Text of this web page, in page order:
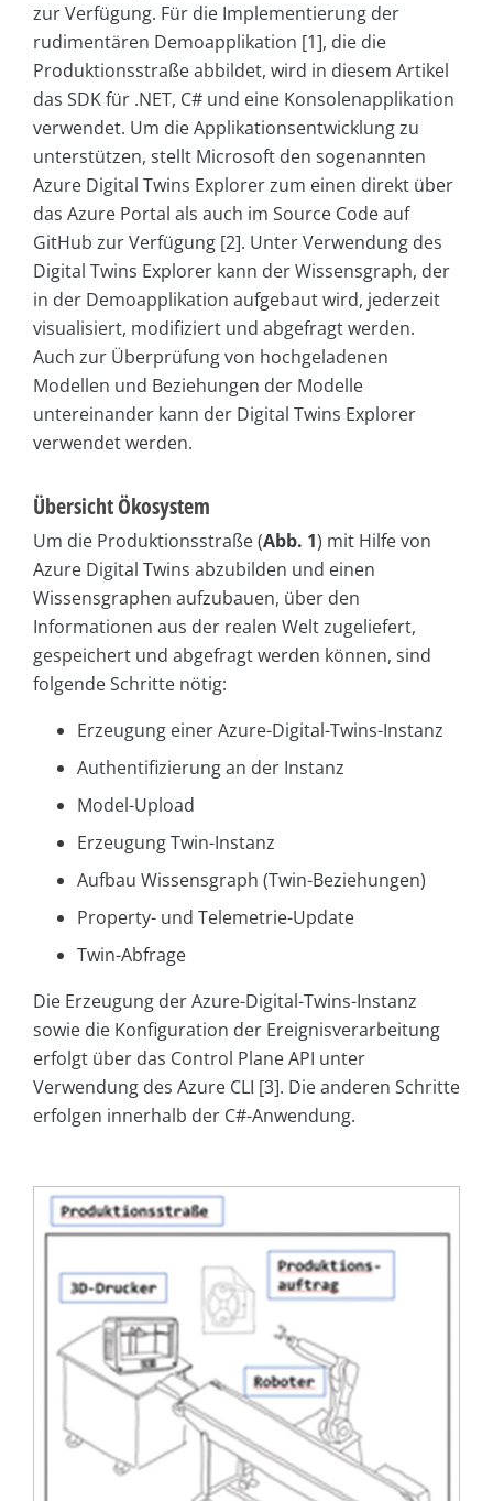
zur Verfügung. Für die Implementierung der
rudimentären Demoapplikation [1], die die
Produktionsstraße abbildet, wird in diesem Artikel
das SDK für .NET, C# und eine Konsolenapplikation
verwendet. Um die Applikationsentwicklung zu
unterstützen, stellt Microsoft den sogenannten
Azure Digital Twins Explorer zum einen direkt über
das Azure Portal als auch im Source Code auf
GitHub zur Verfügung [2]. Unter Verwendung des
Digital Twins Explorer kann der Wissensgraph, der
in der Demoapplikation aufgebaut wird, jederzeit
visualisiert, modifiziert und abgefragt werden.
Auch zur Überprüfung von hochgeladenen
Modellen und Beziehungen der Modelle
untereinander kann der Digital Twins Explorer
verwendet werden.
Übersicht Ökosystem
Um die Produktionsstraße (Abb. 1) mit Hilfe von
Azure Digital Twins abzubilden und einen
Wissensgraphen aufzubauen, über den
Informationen aus der realen Welt zugeliefert,
gespeichert und abgefragt werden können, sind
folgende Schritte nötig:
Erzeugung einer Azure-Digital-Twins-Instanz
Authentifizierung an der Instanz
Model-Upload
Erzeugung Twin-Instanz
Aufbau Wissensgraph (Twin-Beziehungen)
Property- und Telemetrie-Update
Twin-Abfrage
Die Erzeugung der Azure-Digital-Twins-Instanz
sowie die Konfiguration der Ereignisverarbeitung
erfolgt über das Control Plane API unter
Verwendung des Azure CLI [3]. Die anderen Schritte
erfolgen innerhalb der C#-Anwendung.